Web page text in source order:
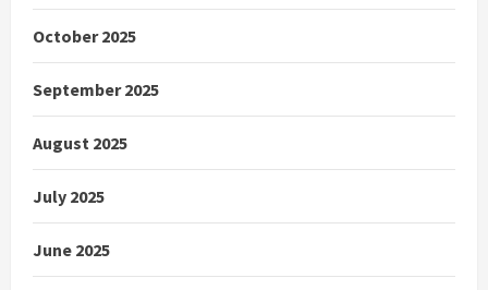
October 2025
September 2025
August 2025
July 2025
June 2025